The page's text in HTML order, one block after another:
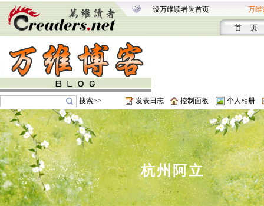
设万维读者为首页 万维
首 页
搜索>> 发表日志 控制面板 个人相册
杭州阿立
。。。